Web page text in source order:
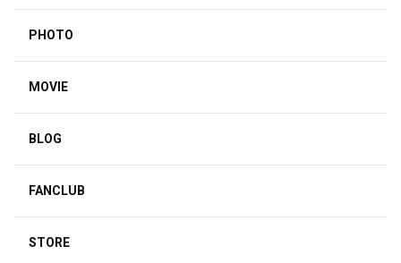
PHOTO
MOVIE
BLOG
FANCLUB
STORE